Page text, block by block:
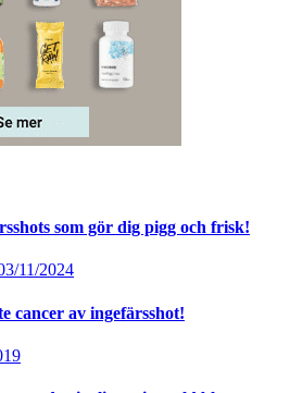
som gör dig pigg och frisk!
11/2024
cancer av ingefärsshot!